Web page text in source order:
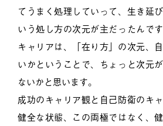
てうまく処理していって、生き延
いう処し方の次元が主だったんで
キャリアは、「在り方」の次元、
いかということで、ちょっと次元
ないかと思います。
成功のキャリア観と自己防衛のキ
健全な状態、この両極ではなく、